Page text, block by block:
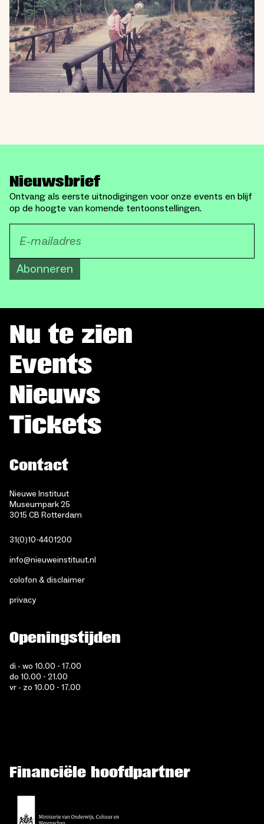
Nieuwsbrief
Ontvang als eerste uitnodigingen voor onze events en blijf
op de hoogte van komende tentoonstellingen.
Abonneren
Nu te zien
Events
Nieuws
Tickets
Contact
Nieuwe Instituut
Museumpark 25
3015 CB Rotterdam
31(0)10-4401200
info@nieuweinstituut.nl
colofon & disclaimer
privacy
Openingstijden
di - wo 10.00 - 17.00
do 10.00 - 21.00
vr - zo 10.00 - 17.00
Financiële hoofdpartner